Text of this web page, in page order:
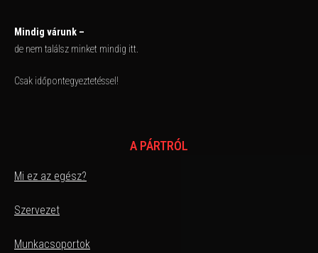
Mindig várunk –
de nem találsz minket mindig itt.
Csak időpontegyeztetéssel!
A PÁRTRÓL
Mi ez az egész?
Szervezet
Munkacsoportok